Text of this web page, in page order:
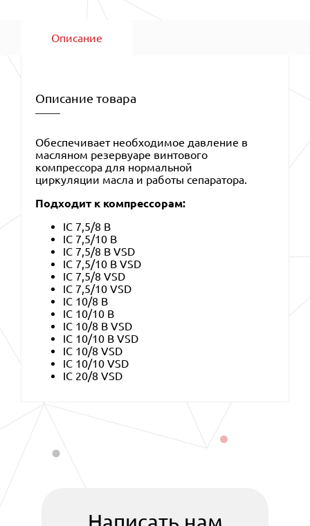
Описание
Описание товара
Обеспечивает необходимое давление в
масляном резервуаре винтового
компрессора для нормальной
циркуляции масла и работы сепаратора.
Подходит к компрессорам:
IC 7,5/8 B
IC 7,5/10 B
IC 7,5/8 B VSD
IC 7,5/10 B VSD
IC 7,5/8 VSD
IC 7,5/10 VSD
IC 10/8 B
IC 10/10 B
IC 10/8 B VSD
IC 10/10 B VSD
IC 10/8 VSD
IC 10/10 VSD
IC 20/8 VSD